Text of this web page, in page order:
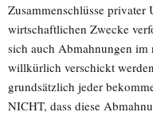
Zusammenschlüsse privater
wirtschaftlichen Zwecke
sich auch Abmahnungen
willkürlich verschickt
grundsätzlich jeder
NICHT, dass diese